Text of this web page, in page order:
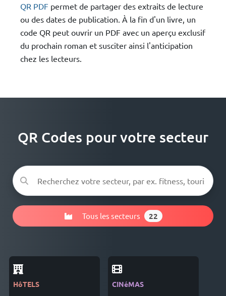
QR PDF permet de partager des extraits de lecture
ou des dates de publication. À la fin d'un livre, un
code QR peut ouvrir un PDF avec un aperçu exclusif
du prochain roman et susciter ainsi l'anticipation
chez les lecteurs.
QR Codes pour votre secteur
Tous les secteurs 22
HôTELS CINéMAS